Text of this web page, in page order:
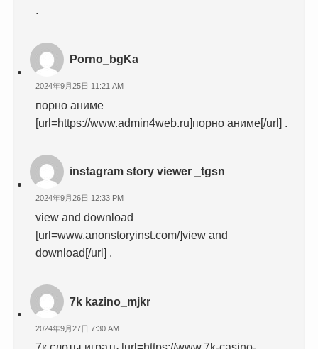
.
Porno_bgKa
2024年9月25日 11:21 AM
порно аниме
[url=https://www.admin4web.ru]порно аниме[/url] .
instagram story viewer _tgsn
2024年9月26日 12:33 PM
view and download
[url=www.anonstoryinst.com/]view and
download[/url] .
7k kazino_mjkr
2024年9月27日 7:30 AM